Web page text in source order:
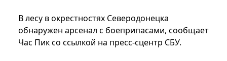
В лесу в окрестностях Северодонецка
обнаружен арсенал с боеприпасами, сообщает
Час Пик со ссылкой на пресс-сцентр СБУ.